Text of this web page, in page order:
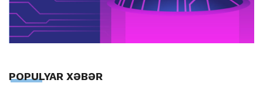
POPULYAR XƏBƏR